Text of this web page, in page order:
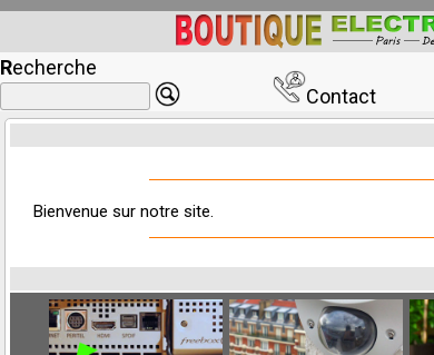
Recherche
Contact
Bienvenue sur notre site.